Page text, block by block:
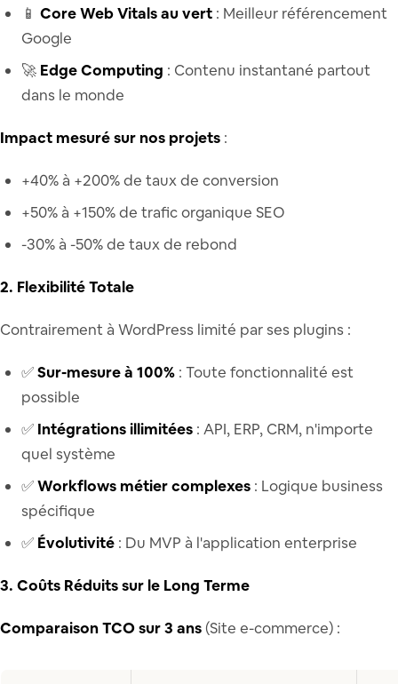
📱 Core Web Vitals au vert : Meilleur référencement
Google
🚀 Edge Computing : Contenu instantané partout
dans le monde
Impact mesuré sur nos projets :
+40% à +200% de taux de conversion
+50% à +150% de trafic organique SEO
-30% à -50% de taux de rebond
2. Flexibilité Totale
Contrairement à WordPress limité par ses plugins :
✅Sur-mesure à 100% : Toute fonctionnalité est
possible
✅ Intégrations illimitées : API, ERP, CRM, n'importe
quel système
✅Workflows métier complexes : Logique business
spécifique
✅ Évolutivité : Du MVP à l'application enterprise
3. Coûts Réduits sur le Long Terme
Comparaison TCO sur 3 ans(Site e-commerce) :